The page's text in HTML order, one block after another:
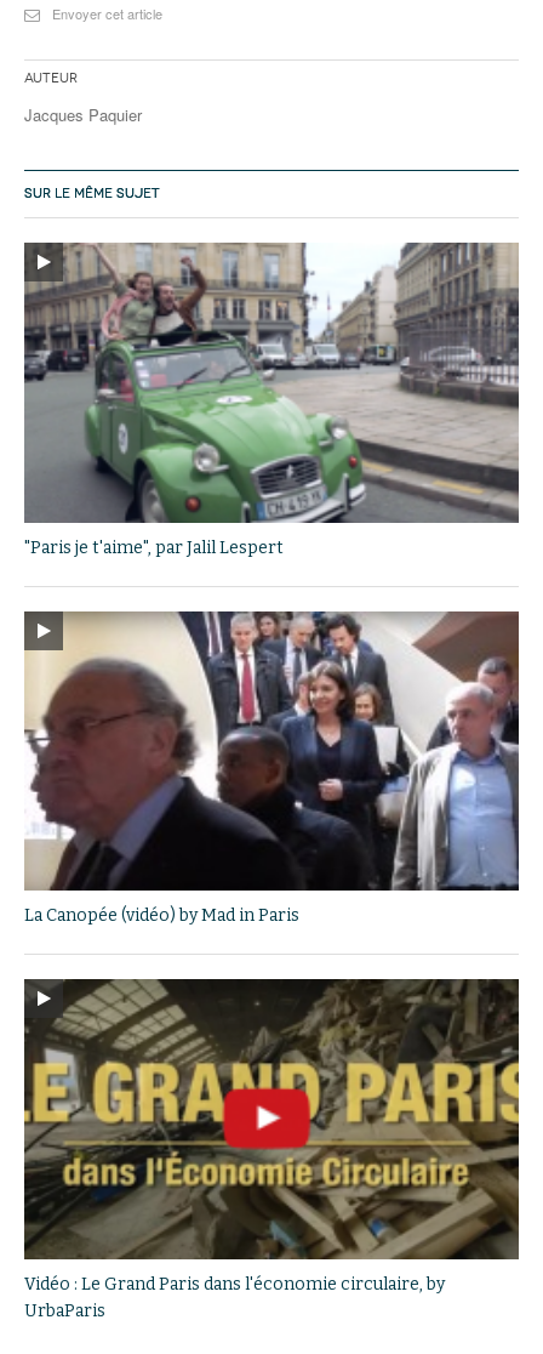
Envoyer cet article
Auteur
Jacques Paquier
SUR LE MÊME SUJET
"Paris je t'aime", par Jalil Lespert
La Canopée (vidéo) by Mad in Paris
Vidéo : Le Grand Paris dans l'économie circulaire, by
UrbaParis